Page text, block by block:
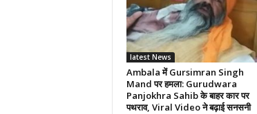
latest News
Ambala में Gursimran Singh
Mand पर हमला: Gurudwara
Panjokhra Sahib के बाहर कार पर
पथराव, Viral Video ने बढ़ाई सनसनी